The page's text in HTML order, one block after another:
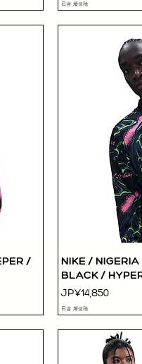
已含 增值税
/
NIKE /
BLACK /
價格
JP¥14,850
已含 增值税